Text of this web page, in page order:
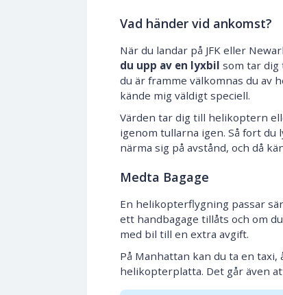
Vad händer vid ankomst?
När du landar på JFK eller
du upp av en lyxbil som tar
du är framme välkomnas du av
kände mig väldigt speciell.
Värden tar dig till helikoptern
igenom tullarna igen. Så fort
närma sig på avstånd, och då
Medta Bagage
En helikopterflygning passar
ett handbagage tillåts och om
med bil till en extra avgift.
På Manhattan kan du ta en
helikopterplatta. Det går även